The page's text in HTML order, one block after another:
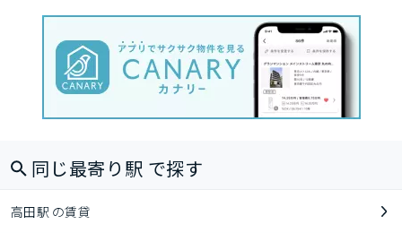
同じ最寄り駅 で探す
高田駅 の賃貸